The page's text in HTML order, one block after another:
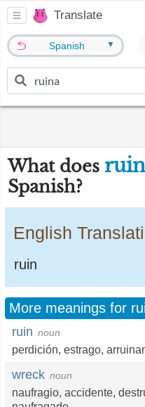
Translate
Spanish ▼
What does
Spanish?
English
ruin
More meanings for
ruin noun
perdición, estrago,
wreck noun
naufragio, accidente,